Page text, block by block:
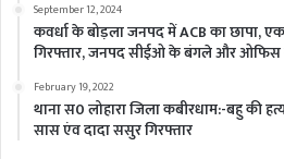
September 12, 2024
कवर्धा के बोड़ला जनपद में ACB का छापा,
गिरफ्तार, जनपद सीईओ के बंगले और ओफिस
February 19, 2022
थाना स0 लोहारा जिला कबीरधाम:-बहु की
सास एंव दादा ससुर गिरफ्तार